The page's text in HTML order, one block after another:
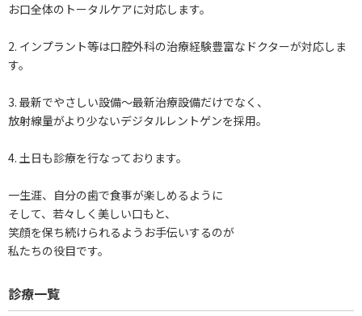
お口全体のトータルケアに対応します。
2. インプラント等は口腔外科の治療経験豊富なドクターが対応しま
す。
3. 最新でやさしい設備～最新治療設備だけでなく、
放射線量がより少ないデジタルレントゲンを採用。
4. 土日も診療を行なっております。
一生涯、自分の歯で食事が楽しめるように
そして、若々しく美しい口もと、
笑顔を保ち続けられるようお手伝いするのが
私たちの役目です。
診療一覧